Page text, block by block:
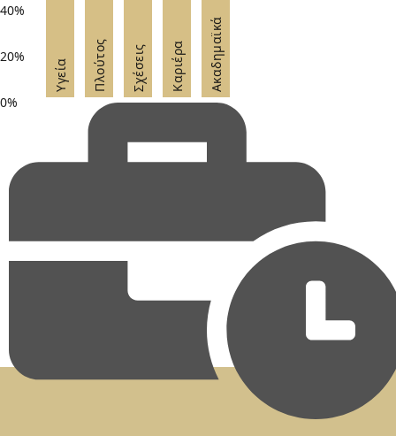
0%
20%
40%
Υγεία Πλούτος Σχέσεις Καριέρα Ακαδημαϊκά